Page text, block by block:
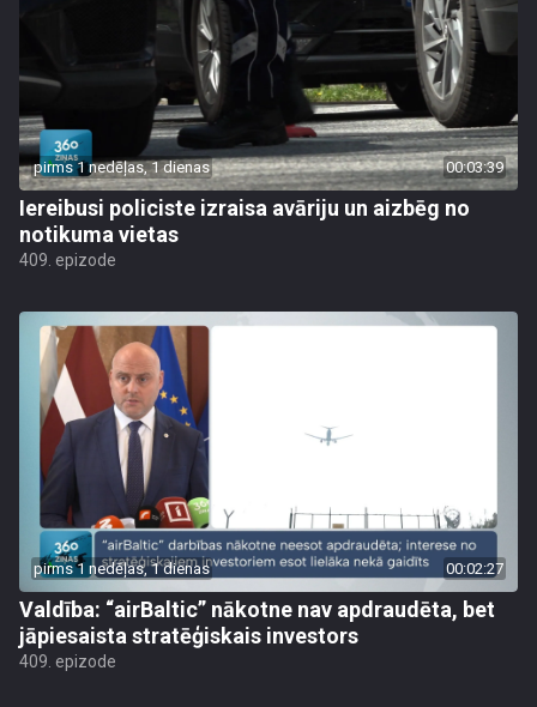
pirms 1 nedēļas, 1 dienas 00:03:39
Iereibusi policiste izraisa avāriju un aizbēg no
notikuma vietas
409. epizode
pirms 1 nedēļas, 1 dienas 00:02:27
Valdība: “airBaltic” nākotne nav apdraudēta, bet
jāpiesaista stratēģiskais investors
409. epizode